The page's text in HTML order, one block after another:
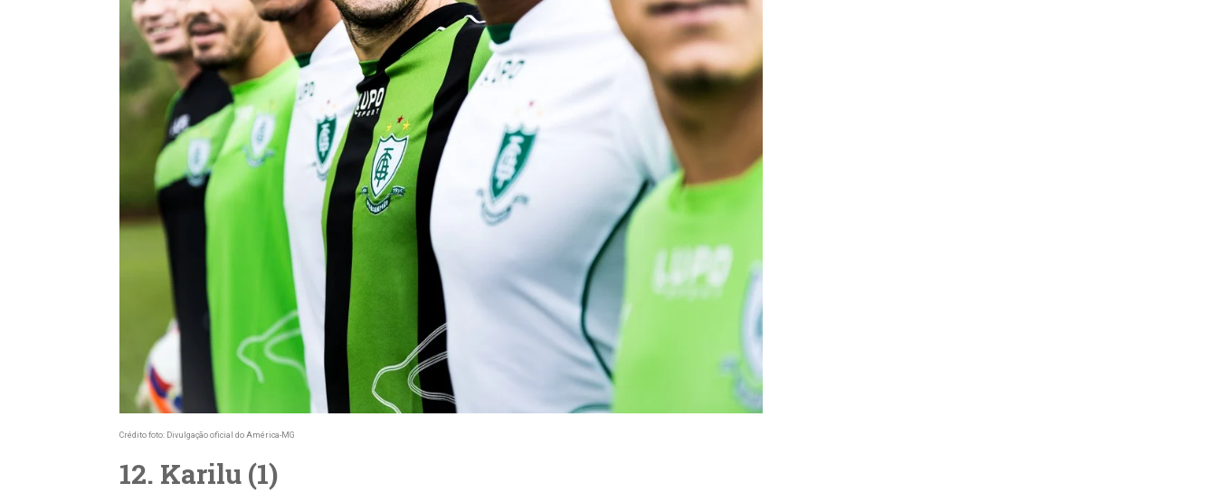
Crédito foto: Divulgação oficial do América-MG
12. Karilu (1)